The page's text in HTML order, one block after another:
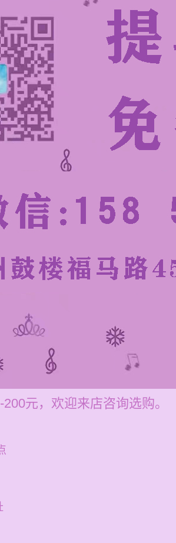
元，欢迎来店咨询选购。